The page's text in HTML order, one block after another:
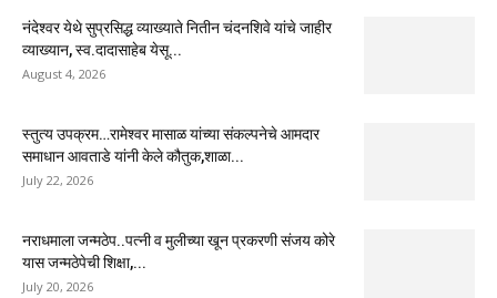
नंदेश्वर येथे सुप्रसिद्ध व्याख्याते नितीन चंदनशिवे यांचे जाहीर
व्याख्यान, स्व.दादासाहेब येसू...
August 4, 2026
स्तुत्य उपक्रम…रामेश्वर मासाळ यांच्या संकल्पनेचे आमदार
समाधान आवताडे यांनी केले कौतुक,शाळा...
July 22, 2026
नराधमाला जन्मठेप..पत्नी व मुलीच्या खून प्रकरणी संजय कोरे
यास जन्मठेपेची शिक्षा,...
July 20, 2026